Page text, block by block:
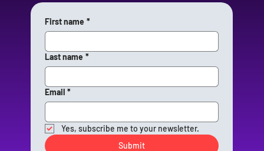
First name *
Last name *
Email *
Yes, subscribe me to your newsletter.
Submit